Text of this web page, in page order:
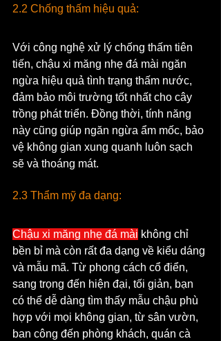
2.2 Chống thấm hiệu quả:
Với công nghệ xử lý chống thấm tiên
tiến, chậu xi măng nhẹ đá mài ngăn
ngừa hiệu quả tình trạng thấm nước,
đảm bảo môi trường tốt nhất cho cây
trồng phát triển. Đồng thời, tính năng
này cũng giúp ngăn ngừa ẩm mốc, bảo
vệ không gian xung quanh luôn sạch
sẽ và thoáng mát.
2.3 Thẩm mỹ đa dạng:
Chậu xi măng nhẹ đá mài không chỉ
bền bỉ mà còn rất đa dạng về kiểu dáng
và mẫu mã. Từ phong cách cổ điển,
sang trọng đến hiện đại, tối giản, bạn
có thể dễ dàng tìm thấy mẫu chậu phù
hợp với mọi không gian, từ sân vườn,
ban công đến phòng khách, quán cà